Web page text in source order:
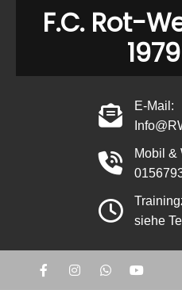
F.C. Rot-
E-Mail:
Mobil &
siehe